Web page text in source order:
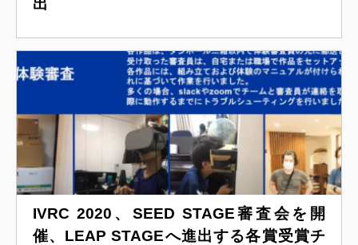
出
IVRC 2020、SEED STAGE審査会を開
催、LEAP STAGEへ進出する各賞受賞チ